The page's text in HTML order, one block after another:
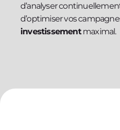
d’analyser
d’optimiser vos
investissementmaximal.